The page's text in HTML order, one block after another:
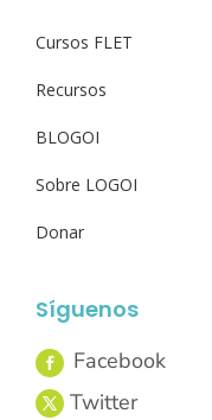
Cursos FLET
Recursos
BLOGOI
Sobre LOGOI
Donar
Síguenos